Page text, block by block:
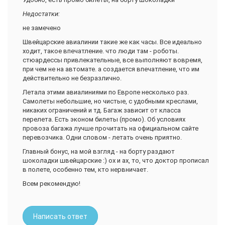
И самое главное, на мой взгляд, здесь самое большое
расстояние между креслами в эконом-классе.
Борт-проводники не молоды, но очень милы и вежливы. Я
выберу эту а/к в дальнейшем!
Недостатки:
не замечено
Швейцарские авиалинии такие же как часы. Все идеально
ходит, такое впечатление. что люди там - роботы.
стюардессы привлекательные, все выполняют вовремя,
при чем не на автомате. а создается впечатление, что им
действительно не безразлично.
Летала этими авиалиниями по Европе несколько раз.
Самолеты небольшие, но чистые, с удобными креслами,
никаких ограничений и тд. Багаж зависит от класса
перелета. Есть эконом билеты (промо). Об условиях
провоза багажа лучше прочитать на официальном сайте
перевозчика. Одни словом - летать очень приятно.
Главный бонус, на мой взгляд - на борту раздают
шоколадки швейцарские :) ох и ах, то, что доктор прописал
в полете, особенно тем, кто нервничает.
Всем рекомендую!
Написать ответ